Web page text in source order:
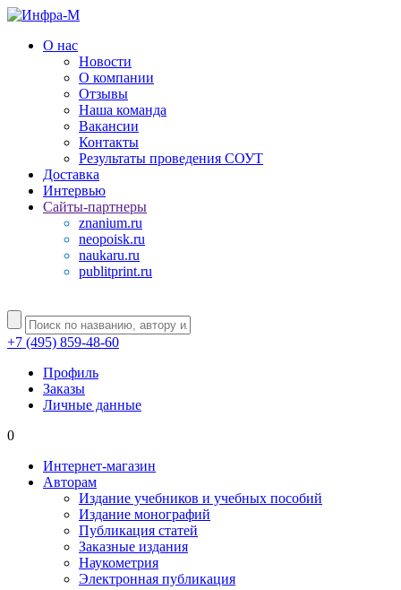
О нас
Новости
О компании
Отзывы
Наша команда
Вакансии
Контакты
Результаты проведения СОУТ
Доставка
Интервью
Сайты-партнеры
znanium.ru
neopoisk.ru
naukaru.ru
publitprint.ru
+7 (495) 859-48-60
Профиль
Заказы
Личные данные
0
Интернет-магазин
Авторам
Издание учебников и учебных пособий
Издание монографий
Публикация статей
Заказные издания
Наукометрия
Электронная публикация